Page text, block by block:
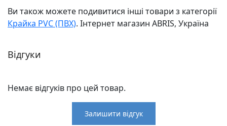
Ви також можете подивитися інші товари з категорії
Крайка PVC (ПВХ). Інтернет магазин ABRIS, Україна
Відгуки
Немає відгуків про цей товар.
Залишити відгук